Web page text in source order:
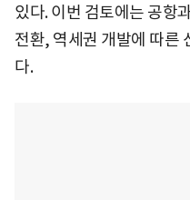
있다. 이번 검토에는 공항
전환, 역세권 개발에 따른
다.